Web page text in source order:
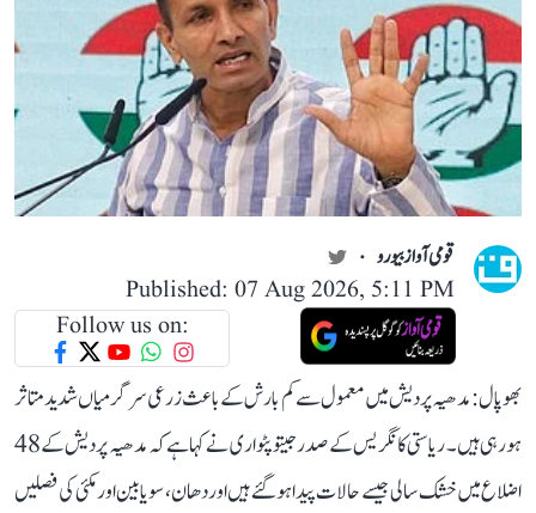
قومی آواز بیورو
Published: 07 Aug 2026, 5:11 PM
Follow us on:
بھوپال: مدھیہ پردیش میں معمول سے کم بارش کے باعث زرعی سرگرمیاں شدید متاثر
ہو رہی ہیں۔ ریاستی کانگریس کے صدر جیتو پٹواری نے کہا ہے کہ مدھیہ پردیش کے 48
اضلاع میں خشک سالی جیسے حالات پیدا ہو گئے ہیں اور دھان، سویابین اور مکئی کی فصلیں